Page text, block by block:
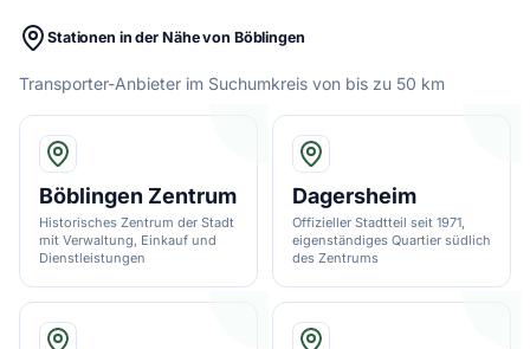
Stationen in der Nähe von Böblingen
Transporter-Anbieter im Suchumkreis von bis zu 50 km
Böblingen Zentrum
Historisches Zentrum der Stadt
mit Verwaltung, Einkauf und
Dienstleistungen
Dagersheim
Offizieller Stadtteil seit 1971,
eigenständiges Quartier südlich
des Zentrums